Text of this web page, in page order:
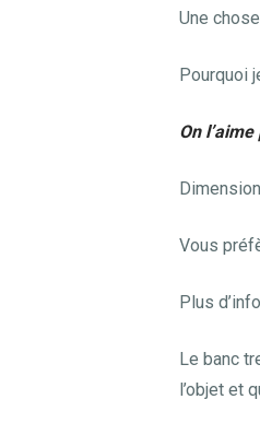
Une
Pourquoi
On
Vous
Plus
Le banc
l’objet et